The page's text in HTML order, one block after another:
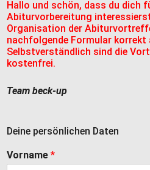
Hallo und schön, dass du dich
Abiturvorbereitung
Organisation der
nachfolgende Formular
Selbstverständlich sind die
kostenfrei.
Team beck-up
Deine persönlichen Daten
Vorname *